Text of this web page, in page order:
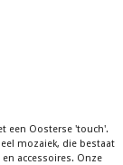
een Oosterse 'touch'.
mozaiek, die bestaat
accessoires. Onze